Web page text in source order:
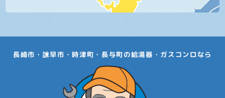
長崎市・諫早市・時津町・長与町の給湯器・ガスコンロなら